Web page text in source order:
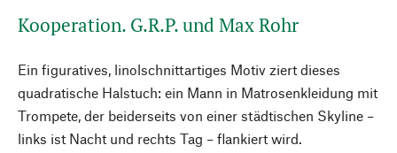
Kooperation. G.R.P. und Max Rohr
Ein figuratives, linolschnittartiges Motiv ziert dieses
quadratische Halstuch: ein Mann in Matrosenkleidung mit
Trompete, der beiderseits von einer städtischen Skyline –
links ist Nacht und rechts Tag – flankiert wird.